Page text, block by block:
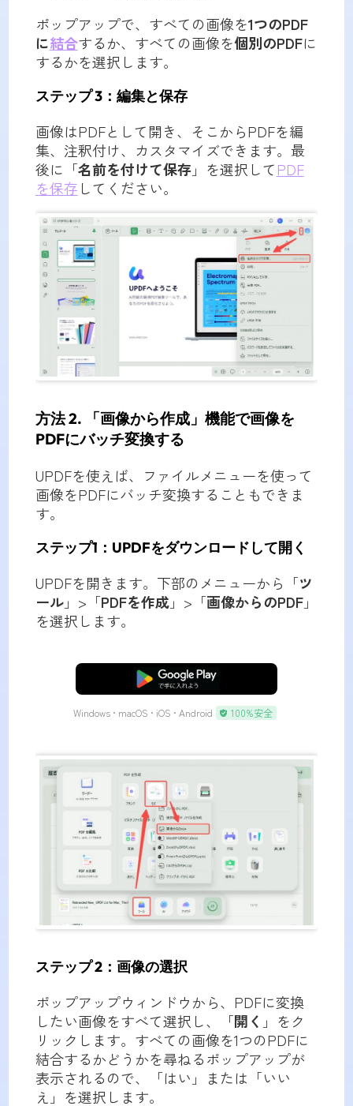
ポップアップで、すべての画像を1つのPDF
に結合するか、すべての画像を個別のPDFに
するかを選択します。
ステップ 3：編集と保存
画像はPDFとして開き、そこからPDFを編
集、注釈付け、カスタマイズできます。最
後に「名前を付けて保存」を選択してPDF
を保存 してください。
方法 2. 「画像から作成」機能で画像を
PDFにバッチ変換する
UPDFを使えば、ファイルメニューを使って
画像をPDFにバッチ変換することもできま
す。
ステップ1：UPDFをダウンロードして開く
UPDFを開きます。下部のメニューから「ツ
ール」>「PDFを作成」>「画像からのPDF」
を選択します。
無料ダウンロード
Windows • macOS • iOS • Android 100%安全
ステップ 2：画像の選択
ポップアップウィンドウから、PDFに変換
したい画像をすべて選択し、「開く 」をク
リックします。すべての画像を1つのPDFに
結合するかどうかを尋ねるポップアップが
表示されるので、「はい」または「いい
え」を選択します。